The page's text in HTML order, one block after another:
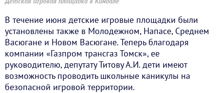
В течение июня детские игровые площадки были
установлены также в Молодежном, Напасе, Среднем
Васюгане и Новом Васюгане. Теперь благодаря
компании «Газпром трансгаз Томск», ее
руководителю, депутату Титову А.И. дети имеют
возможность проводить школьные каникулы на
безопасной игровой территории.